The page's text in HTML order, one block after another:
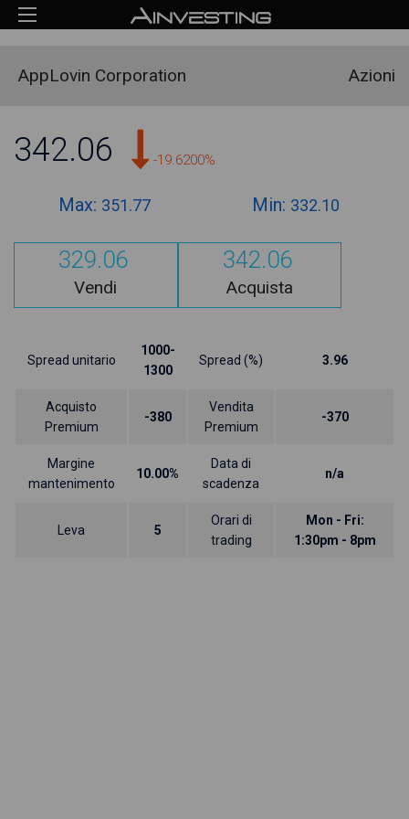
AppLovin Corporation Azioni
342.06 -19.6200%
Max: 351.77 Min: 332.10
329.06
Vendi
342.06
Acquista
Spread unitario
1000-
1300
Spread (%) 3.96
Acquisto
Premium
-380
Vendita
Premium
-370
Margine
mantenimento
10.00%
Data di
scadenza
n/a
Leva 5
Orari di
trading
Mon - Fri:
1:30pm - 8pm